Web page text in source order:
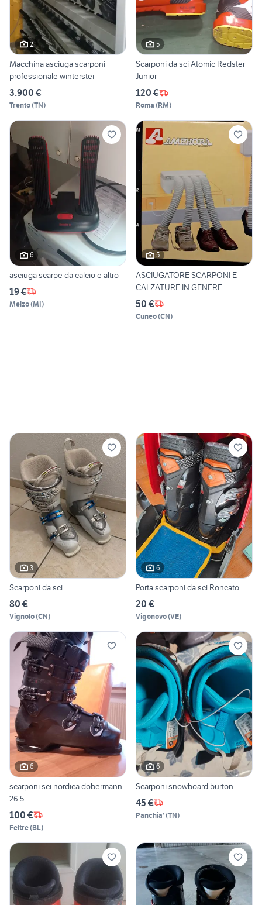
2
Macchina asciuga scarponi
professionale winterstei
3.900 €
Trento(TN)
5
Scarponi da sci Atomic Redster
Junior
120 €
Roma (RM)
6
asciuga scarpe da calcio e altro
19 €
Melzo(MI)
5
ASCIUGATORE SCARPONI E
CALZATURE IN GENERE
50 €
Cuneo(CN)
3
Scarponi da sci
80 €
Vignolo(CN)
6
Porta scarponi da sci Roncato
20 €
Vigonovo(VE)
6
scarponi sci nordica dobermann
26.5
100 €
Feltre(BL)
6
Scarponi snowboard burton
45 €
Panchia' (TN)